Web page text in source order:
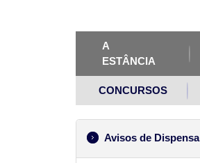
A
ESTÂNCIA
CONCURSOS
Avisos de Dispensa